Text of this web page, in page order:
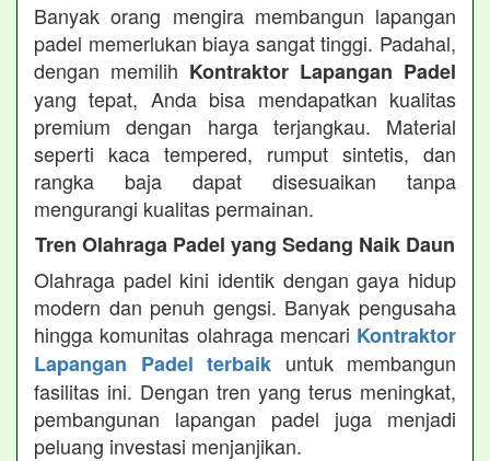
Banyak orang mengira membangun lapangan
padel memerlukan biaya sangat tinggi. Padahal,
dengan memilih Kontraktor Lapangan Padel
yang tepat, Anda bisa mendapatkan kualitas
premium dengan harga terjangkau. Material
seperti kaca tempered, rumput sintetis, dan
rangka baja dapat disesuaikan tanpa
mengurangi kualitas permainan.
Tren Olahraga Padel yang Sedang Naik Daun
Olahraga padel kini identik dengan gaya hidup
modern dan penuh gengsi. Banyak pengusaha
hingga komunitas olahraga mencari Kontraktor
Lapangan Padel terbaik untuk membangun
fasilitas ini. Dengan tren yang terus meningkat,
pembangunan lapangan padel juga menjadi
peluang investasi menjanjikan.